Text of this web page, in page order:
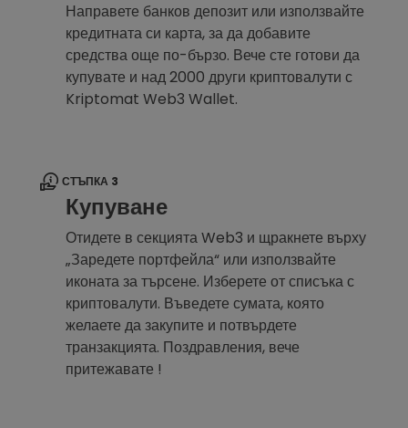
Направете банков депозит или използвайте
кредитната си карта, за да добавите
средства още по-бързо. Вече сте готови да
купувате и над 2000 други криптовалути с
Kriptomat Web3 Wallet.
СТЪПКА 3
Купуване
Отидете в секцията Web3 и щракнете върху
„Заредете портфейла“ или използвайте
иконата за търсене. Изберете от списъка с
криптовалути. Въведете сумата, която
желаете да закупите и потвърдете
транзакцията. Поздравления, вече
притежавате !